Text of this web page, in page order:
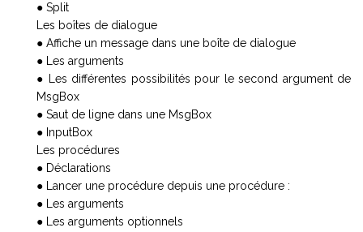
● Split
Les boîtes de dialogue
● Affiche un message dans une boîte de dialogue
● Les arguments
● Les différentes possibilités pour le second argument de
MsgBox
● Saut de ligne dans une MsgBox
● InputBox
Les procédures
● Déclarations
● Lancer une procédure depuis une procédure :
● Les arguments
● Les arguments optionnels